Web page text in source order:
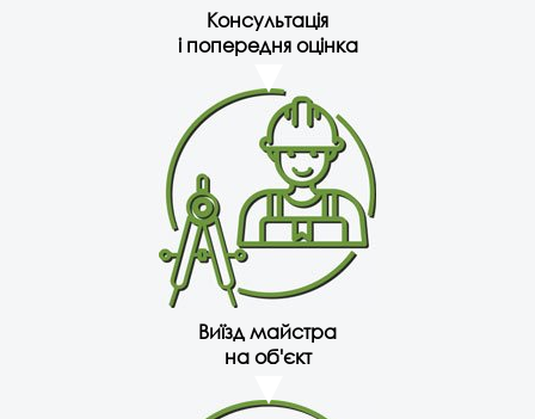
Консультація
і попередня оцінка
Виїзд майстра
на об'єкт